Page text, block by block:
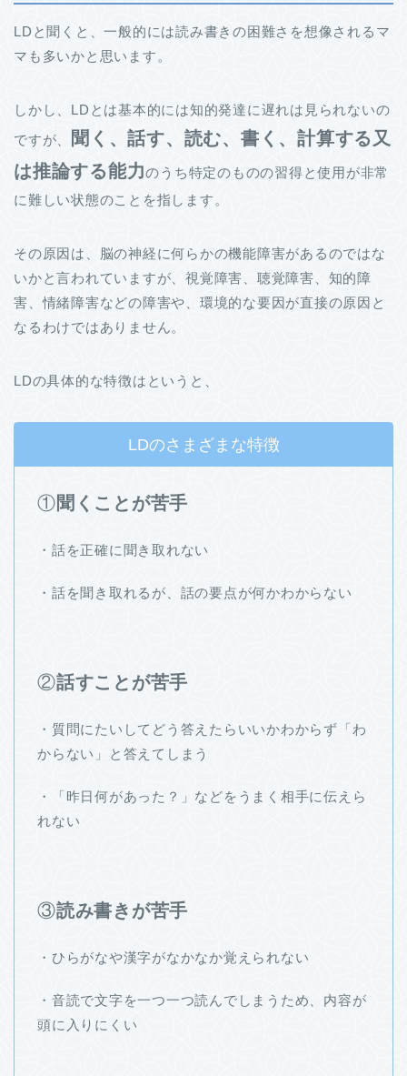
LDと聞くと、一般的には読み書きの困難さを想像されるマ
マも多いかと思います。
しかし、LDとは基本的には知的発達に遅れは見られないの
ですが、
聞く、話す、読む、書く、計算する又
は推論する能力のうち特定のものの習得と使用が非常
に難しい状態のことを指します。
その原因は、脳の神経に何らかの機能障害があるのではな
いかと言われていますが、視覚障害、聴覚障害、知的障
害、情緒障害などの障害や、環境的な要因が直接の原因と
なるわけではありません。
LDの具体的な特徴はというと、
LDのさまざまな特徴
①聞くことが苦手
・話を正確に聞き取れない
・話を聞き取れるが、話の要点が何かわからない
②話すことが苦手
・質問にたいしてどう答えたらいいかわからず「わ
からない」と答えてしまう
・「昨日何があった？」などをうまく相手に伝えら
れない
③読み書きが苦手
・ひらがなや漢字がなかなか覚えられない
・音読で文字を一つ一つ読んでしまうため、内容が
頭に入りにくい